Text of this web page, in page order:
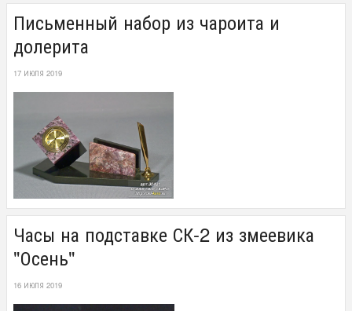
Письменный набор из чароита и
долерита
17 ИЮЛЯ 2019
Часы на подставке СК-2 из змеевика
"Осень"
16 ИЮЛЯ 2019